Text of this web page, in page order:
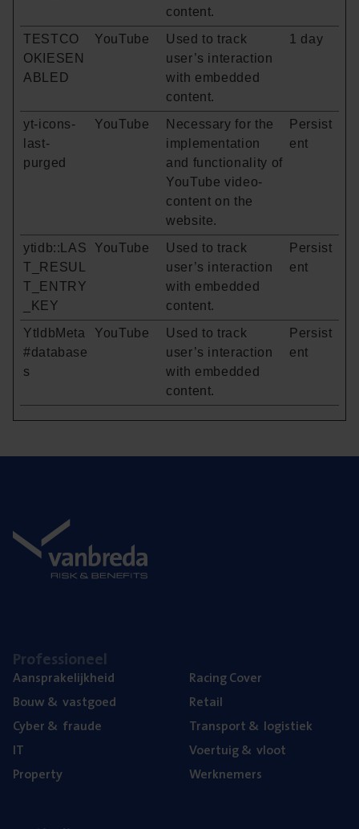
content.
TESTCO
OKIESEN
ABLED
YouTube
Used to track
user’s interaction
with embedded
content.
1 day
yt-icons-
last-
purged
YouTube
Necessary for the
implementation
and functionality of
YouTube video-
content on the
website.
Persist
ent
ytidb::LAS
T_RESUL
T_ENTRY
_KEY
YouTube
Used to track
user’s interaction
with embedded
content.
Persist
ent
YtIdbMeta
#database
s
YouTube
Used to track
user’s interaction
with embedded
content.
Persist
ent
Pro­fes­si­o­neel
Aan­spra­ke­lijk­heid
Bouw& vastgoed
Cyber& fraude
IT
Pro­per­ty
Racing Cover
Retail
Trans­port& logistiek
Voer­tuig& vloot
Werk­ne­mers